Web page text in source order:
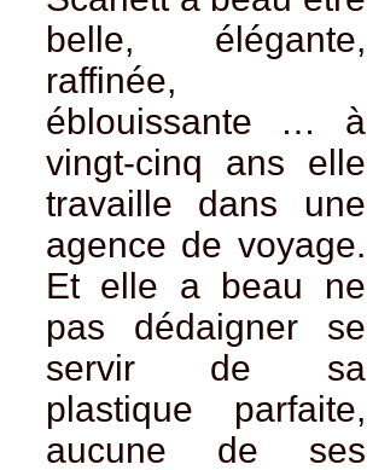
belle, élégante,
raffinée,
éblouissante … à
vingt-cinq ans elle
travaille dans une
agence de voyage.
Et elle a beau ne
pas dédaigner se
servir de sa
plastique parfaite,
aucune de ses